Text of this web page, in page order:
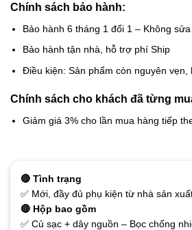
Chính sách bảo hành:
Bảo hành 6 tháng 1 đổi 1 – Không
Bảo hành tận nhà, hỗ trợ phí Ship
Điều kiện: Sản phẩm còn nguyên
Chính sách cho khách đã từng
Giảm giá 3% cho lần mua hàng tiếp
🔴 Tình trạng
✅ Mới, đầy đủ phụ kiện từ nhà sản
🔴 Hộp bao gồm
✅ Củ sạc + dây nguồn – Bọc chống